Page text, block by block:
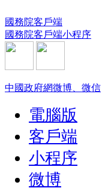
國務院客戶端
國務院客戶端小程序
中國政府網微博、微信
電腦版
客戶端
小程序
微博